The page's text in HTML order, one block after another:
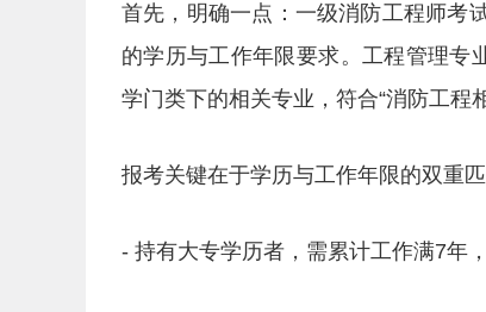
首先，明确一点：一级消防工程师考
的学历与工作年限要求。工程管理专
学门类下的相关专业，符合“消防工程
报考关键在于学历与工作年限的双重
- 持有大专学历者，需累计工作满7年